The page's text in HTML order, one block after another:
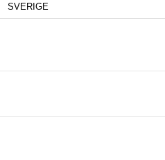
SVERIGE